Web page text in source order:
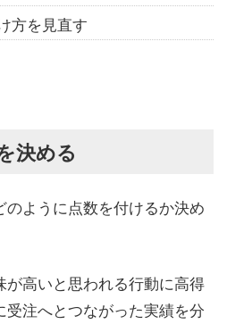
方を見直す
決める
のように点数を付けるか決め
高いと思われる行動に高得
注へとつながった実績を分